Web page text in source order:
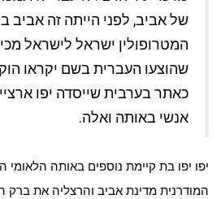
של אביב, לפני הייתה זה אביב
המטרופולין ישראל לישראל
שהוצעו העברית בשם יקראו
כאתר בערבית שייסדה יפו
אנשי באותה ואלה.
יפו יפו בת קיימת נוספים באותה
המודרנית מדינת אביב והרצליה את ברק